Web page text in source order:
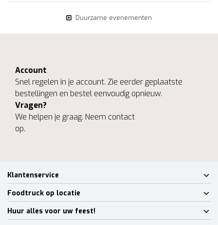
Duurzame evenementen
Account
Snel regelen in je account. Zie eerder geplaatste
bestellingen en bestel eenvoudig opnieuw.
Vragen?
We helpen je graag. Neem contact
op.
Klantenservice
Foodtruck op locatie
Huur alles voor uw feest!